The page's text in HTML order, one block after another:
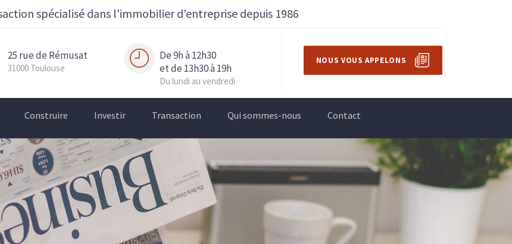
spécialisé dans l'immobilier d'entreprise depuis 1986
25 rue de Rémusat
31000 Toulouse
De 9h à 12h30
et de 13h30 à 19h
Du lundi au vendredi
NOUS VOUS APPELONS
Construire Investir Transaction Qui sommes-nous Contact